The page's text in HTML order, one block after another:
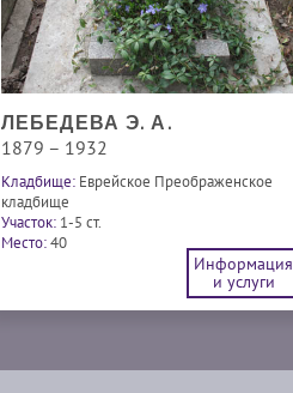
ЛЕБЕДЕВА Э. А.
1879 – 1932
Кладбище: Еврейское Преображенское
кладбище
Участок: 1-5 ст.
Место:40
Информация
и услуги